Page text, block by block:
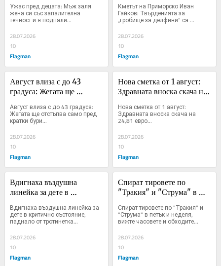
подпали
Ужас пред децата: Мъж заля
жена си със запалителна
течност и я подпали...
28.07.2026
10
Flagman
са преекспонирани,
извършват се проверки
Кметът на Приморско Иван
Гайков: Твърденията за
„гробище за делфини“ са
преекспонирани, извършват се
проверки...
28.07.2026
10
Flagman
Август влиза с до 43
градуса: Жегата ще
бури
Август влиза с до 43 градуса:
Жегата ще отстъпва само пред
кратки бури...
28.07.2026
10
Flagman
Нова сметка от 1 август:
Здравната вноска скача на
Нова сметка от 1 август:
Здравната вноска скача на
24,81 евро...
28.07.2026
10
Flagman
Вдигнаха въздушна
линейка за дете в
паднало от тротинетка
Вдигнаха въздушна линейка за
дете в критично състояние,
паднало от тротинетка...
28.07.2026
10
Flagman
Спират тировете по
"Тракия" и "Струма" в
часовете и обходите
Спират тировете по "Тракия" и
"Струма" в петък и неделя,
вижте часовете и обходите...
28.07.2026
10
Flagman